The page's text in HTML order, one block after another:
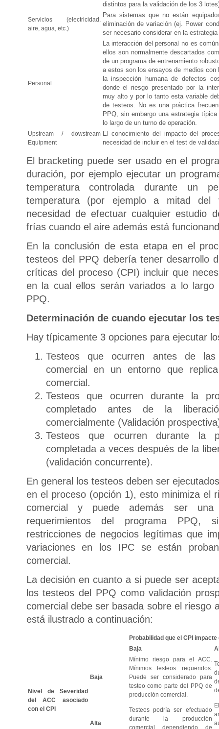
distintos para la validación de los 3
Servicios (electricidad,
aire, agua, etc.)
Para sistemas que no están
eliminación de variación (ej. Power
ser necesario considerar en la
Personal
La interacción del personal no es
ellos son normalmente descartados
de un programa de entrenamiento
a estos son los ensayos de medios
la inspección humana de defectos
donde el riesgo presentado por la
muy alto y por lo tanto esta variable
de testeos. No es una práctica
PPQ, sin embargo una estrategia
lo largo de un turno de operación.
Upstream / dowstream
Equipment
El conocimiento del impacto del
necesidad de incluir en el test de
El bracketing puede ser usado en el
duración, por ejemplo ejecutar un
temperatura controlada durante un
temperatura (por ejemplo a mitad del
necesidad de efectuar cualquier estudio
frías cuando el aire además está
En la conclusión de esta etapa en el
testeos del PPQ debería tener desarrollo
críticas del proceso (CPI) incluir que
en la cual ellos serán variados a lo
PPQ.
Determinación de cuando ejecutar los
Hay típicamente 3 opciones para ejecutar
Testeos que ocurren antes de las
comercial en un entorno que
comercial.
Testeos que ocurren durante la
completado antes de la
comercialmente (Validación
Testeos que ocurren durante la
completada a veces después de la
(validación concurrente).
En general los testeos deben ser
en el proceso (opción 1), esto minimiza el
comercial y puede además ser
requerimientos del programa PPQ,
restricciones de negocios legítimas que
variaciones en los IPC se están
comercial.
La decisión en cuanto a si puede ser
los testeos del PPQ como validación
comercial debe ser basada sobre el riesgo
está ilustrado a continuación:
Probabilidad que el CPI impacte
Baja
Nivel de Severidad
del ACC asociado
con el CPI
Baja
Mínimo riesgo para el ACC.
Mínimos testeos requeridos.
Puede ser considerado para
testeo como parte del PPQ de
producción comercial.
Alta
Testeos podría ser efectuado
durante la producción